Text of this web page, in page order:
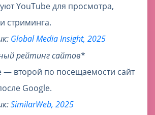
YouTube для просмотра,
стриминга.
Global Media Insight, 2025
рейтинг сайтов*
— второй по посещаемости сайт
Google.
SimilarWeb, 2025